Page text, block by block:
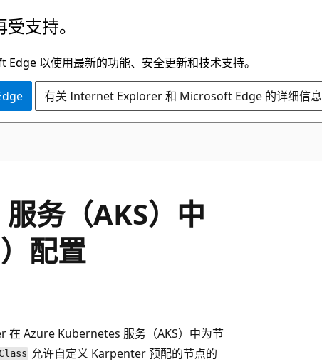
支持。
以使用最新的功能、安全更新和技术支持。
有关 Internet Explorer 和 Microsoft Edge 的详细信息
务（AKS）中
配置
在 Azure Kubernetes 服务（AKS）中为节
允许自定义 Karpenter 预配的节点的